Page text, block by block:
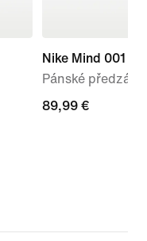
Nike Mind 001
Pánské
89,99 €
89,99 €